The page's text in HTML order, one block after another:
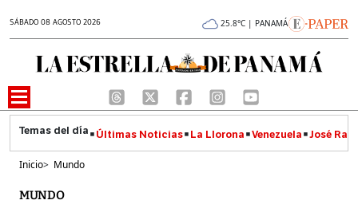
SÁBADO 08 AGOSTO 2026 25.8°C | PANAMÁ
Últimas Noticias La Llorona Venezuela José
Inicio> Mundo
MUNDO